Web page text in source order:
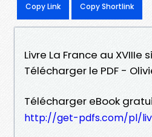
Copy Link Copy Shortlink
Livre La France au XVIIIe
Télécharger le PDF -
Télécharger eBook
http://get-pdfs.com/pl/